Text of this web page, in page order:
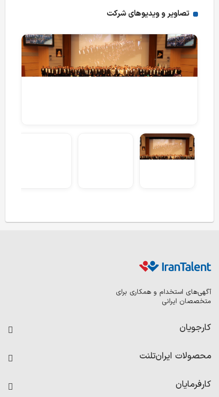
تصاویر و ویدیوهای شرکت
آگهی‌های استخدام و همکاری برای
متخصصان ایرانی
کارجویان
رزومه ساز
امتیاز شرکت‌ها
محصولات ایران‌تلنت
کارفرمایان